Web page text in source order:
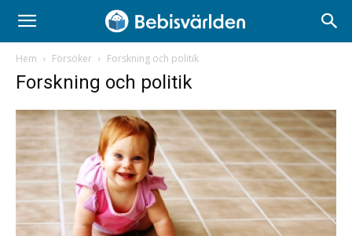
Hem Försöker Forskning och politik
Forskning och politik